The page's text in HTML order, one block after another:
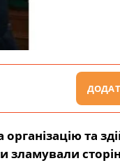
та
зламували